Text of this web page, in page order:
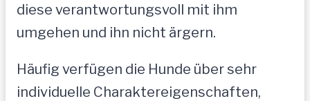
diese verantwortungsvoll mit ihm
umgehen und ihn nicht ärgern.
Häufig verfügen die Hunde über sehr
individuelle Charaktereigenschaften,